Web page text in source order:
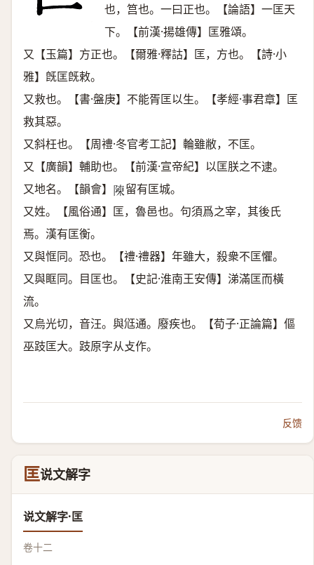
也，筥也。一曰正也。【論語】一匡天
下。【前漢·揚雄傳】匡雅頌。
又【玉篇】方正也。【爾雅·釋詁】匡，方也。【詩·小
雅】旣匡旣敕。
又救也。【書·盤庚】不能胥匡以生。【孝經·事君章】匡
救其惡。
又斜枉也。【周禮·冬官考工記】輪雖敝，不匡。
又【廣韻】輔助也。【前漢·宣帝紀】以匡朕之不逮。
又地名。【韻會】 𨻰 留有匡城。
又姓。【風俗通】匡，魯邑也。句須爲之宰，其後氏
焉。漢有匡衡。
又與恇同。恐也。【禮·禮器】年雖大，殺衆不匡懼。
又與眶同。目匡也。【史記·淮南王安傳】涕滿匡而橫
流。
又烏光切，音汪。與尩通。廢疾也。【荀子·正論篇】傴
巫跂匡大。跂原字从攴作。
反馈
匡说文解字
说文解字·匡
卷十二